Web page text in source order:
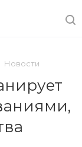
Новости